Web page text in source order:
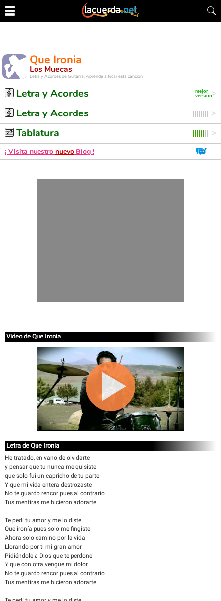
Que Ironia
Los Muecas
Letra y Acordes de Guitarra. Aprende a tocar esta canción
Letra y Acordes
Letra y Acordes
Tablatura
¡ Visita nuestro nuevo Blog !
Video de Que Ironia
Letra de Que Ironia
He tratado, en vano de olvidarte
y pensar que tu nunca me quisiste
que solo fui un capricho de tu parte
Y que mi vida entera destrozaste
No te guardo rencor pues al contrario
Tus mentiras me hicieron adorarte
Te pedí tu amor y me lo diste
Que ironía pues solo me fingiste
Ahora solo camino por la vida
Llorando por ti mi gran amor
Pidiéndole a Dios que te perdone
Y que con otra vengue mi dolor
No te guardo rencor pues al contrario
Tus mentiras me hicieron adorarte